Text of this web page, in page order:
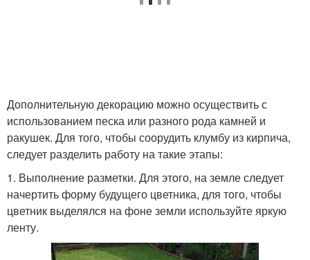
Дополнительную декорацию можно осуществить с
использованием песка или разного рода камней и
ракушек. Для того, чтобы соорудить клумбу из кирпича,
следует разделить работу на такие этапы:
1. Выполнение разметки. Для этого, на земле следует
начертить форму будущего цветника, для того, чтобы
цветник выделялся на фоне земли используйте яркую
ленту.